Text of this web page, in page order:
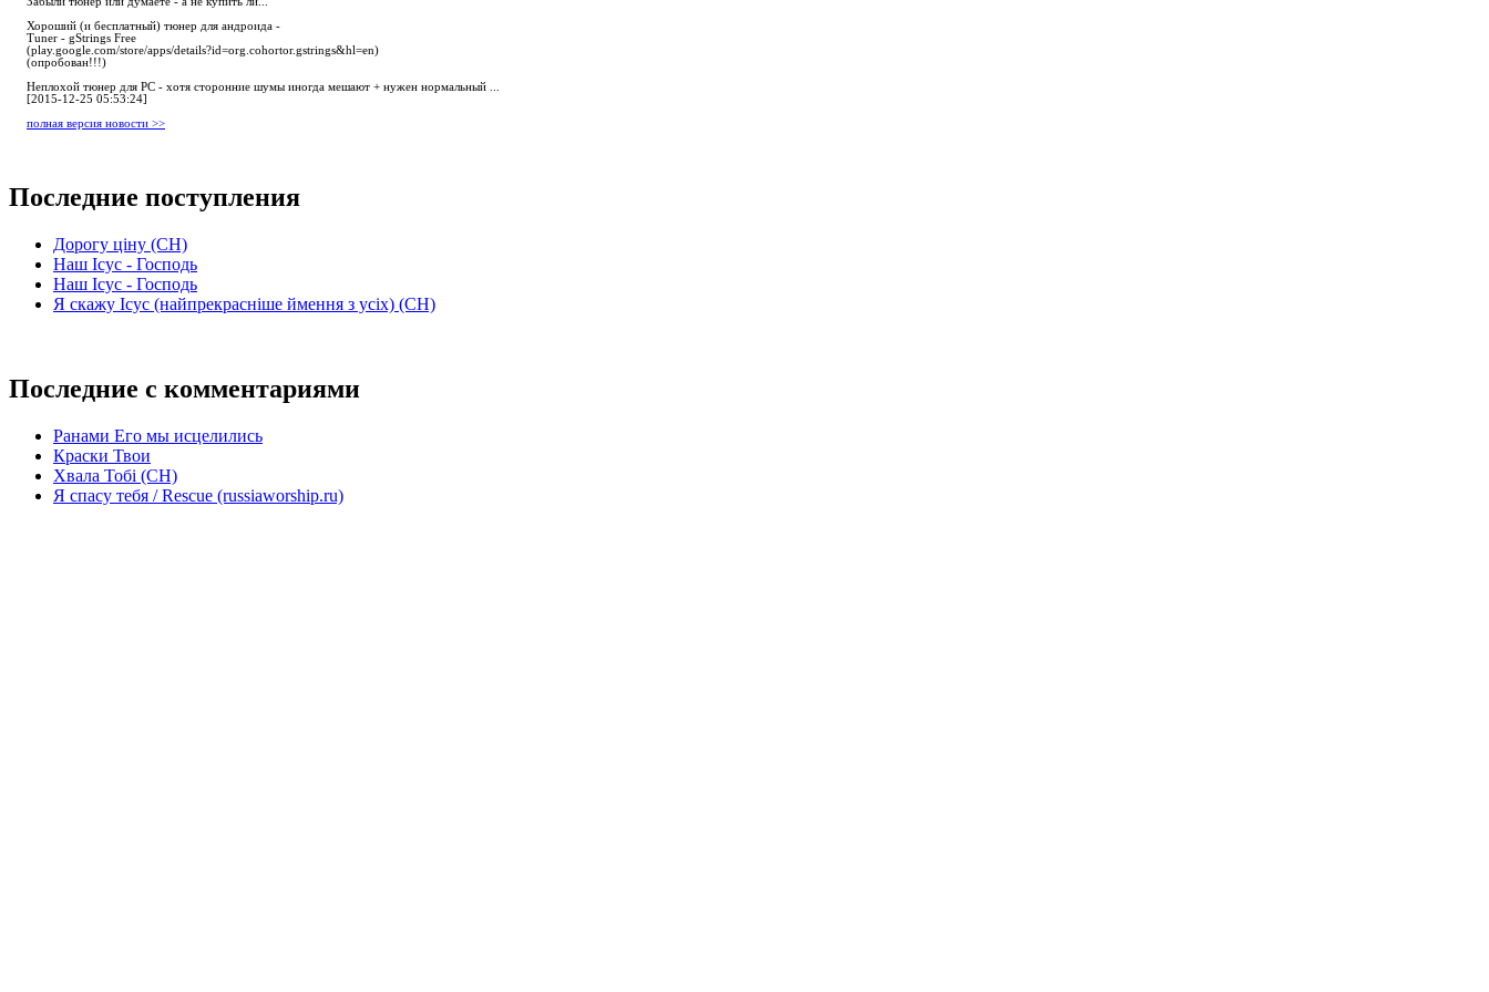
Хороший (и бесплатный) тюнер для андроида -
Tuner - gStrings Free
(play.google.com/store/apps/details?id=org.cohortor.gstrings&hl=en)
(опробован!!!)
Неплохой тюнер для РС - хотя сторонние шумы иногда мешают + нужен нормальный ...
[2015-12-25 05:53:24]
полная версия новости >>
Последние поступления
Дорогу ціну (СН)
Наш Ісус - Господь
Наш Ісус - Господь
Я скажу Ісус (найпрекрасніше ймення з усіх) (СН)
Последние с комментариями
Ранами Его мы исцелились
Краски Твои
Хвала Тобі (СН)
Я спасу тебя / Rescue (russiaworship.ru)